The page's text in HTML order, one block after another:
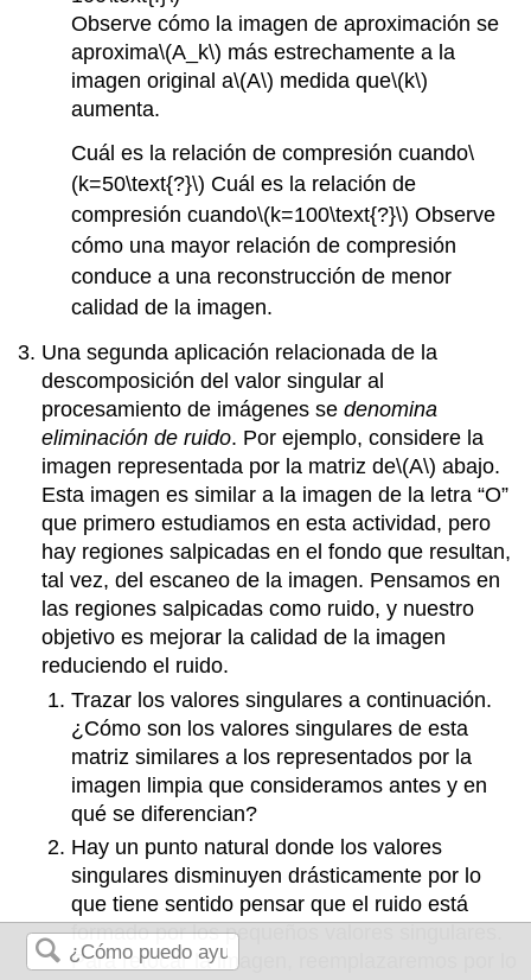
Observe cómo la imagen de aproximación se
aproxima\(A_k\) más estrechamente a la
imagen original a\(A\) medida que\(k\)
aumenta.
Cuál es la relación de compresión cuando\
(k=50\text{?}\) Cuál es la relación de
compresión cuando\(k=100\text{?}\) Observe
cómo una mayor relación de compresión
conduce a una reconstrucción de menor
calidad de la imagen.
Una segunda aplicación relacionada de la
descomposición del valor singular al
procesamiento de imágenes sedenomina
eliminación de ruido. Por ejemplo, considere la
imagen representada por la matriz de\(A\) abajo.
Esta imagen es similar a la imagen de la letra “O”
que primero estudiamos en esta actividad, pero
hay regiones salpicadas en el fondo que resultan,
tal vez, del escaneo de la imagen. Pensamos en
las regiones salpicadas como ruido, y nuestro
objetivo es mejorar la calidad de la imagen
reduciendo el ruido.
Trazar los valores singulares a continuación.
¿Cómo son los valores singulares de esta
matriz similares a los representados por la
imagen limpia que consideramos antes y en
qué se diferencian?
Hay un punto natural donde los valores
singulares disminuyen drásticamente por lo
que tiene sentido pensar que el ruido está
formado por los pequeños valores singulares.
Para retocar la imagen, reemplazaremos por lo